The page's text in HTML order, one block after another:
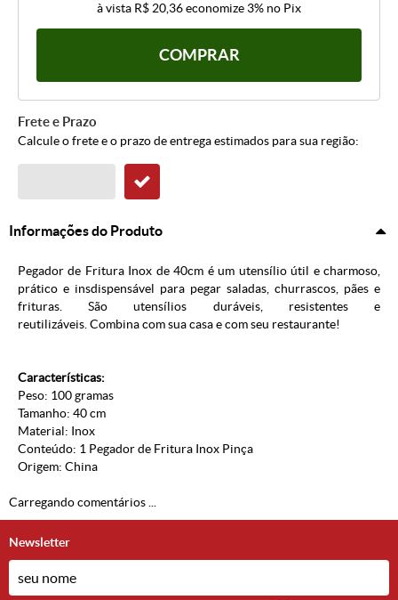
à vista R$ 20,36economize 3% no Pix
COMPRAR
Frete e Prazo
Calcule o frete e o prazo de entrega estimados para sua região:
Informações do Produto
Pegador de Fritura Inox de 40cm é um utensílio útil e charmoso,
prático e insdispensável para pegar saladas, churrascos, pães e
frituras. São utensílios duráveis, resistentes e
reutilizáveis. Combina com sua casa e com seu restaurante!
Características:
Peso: 100 gramas
Tamanho: 40 cm
Material: Inox
Conteúdo: 1 Pegador de Fritura Inox Pinça
Origem: China
Carregando comentários ...
Newsletter